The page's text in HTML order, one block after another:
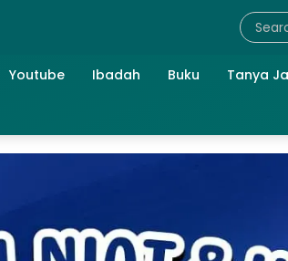
Youtube Ibadah Buku Tanya